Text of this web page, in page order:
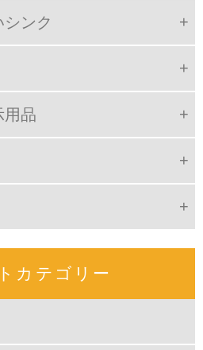
ンク
用品
カテゴリー